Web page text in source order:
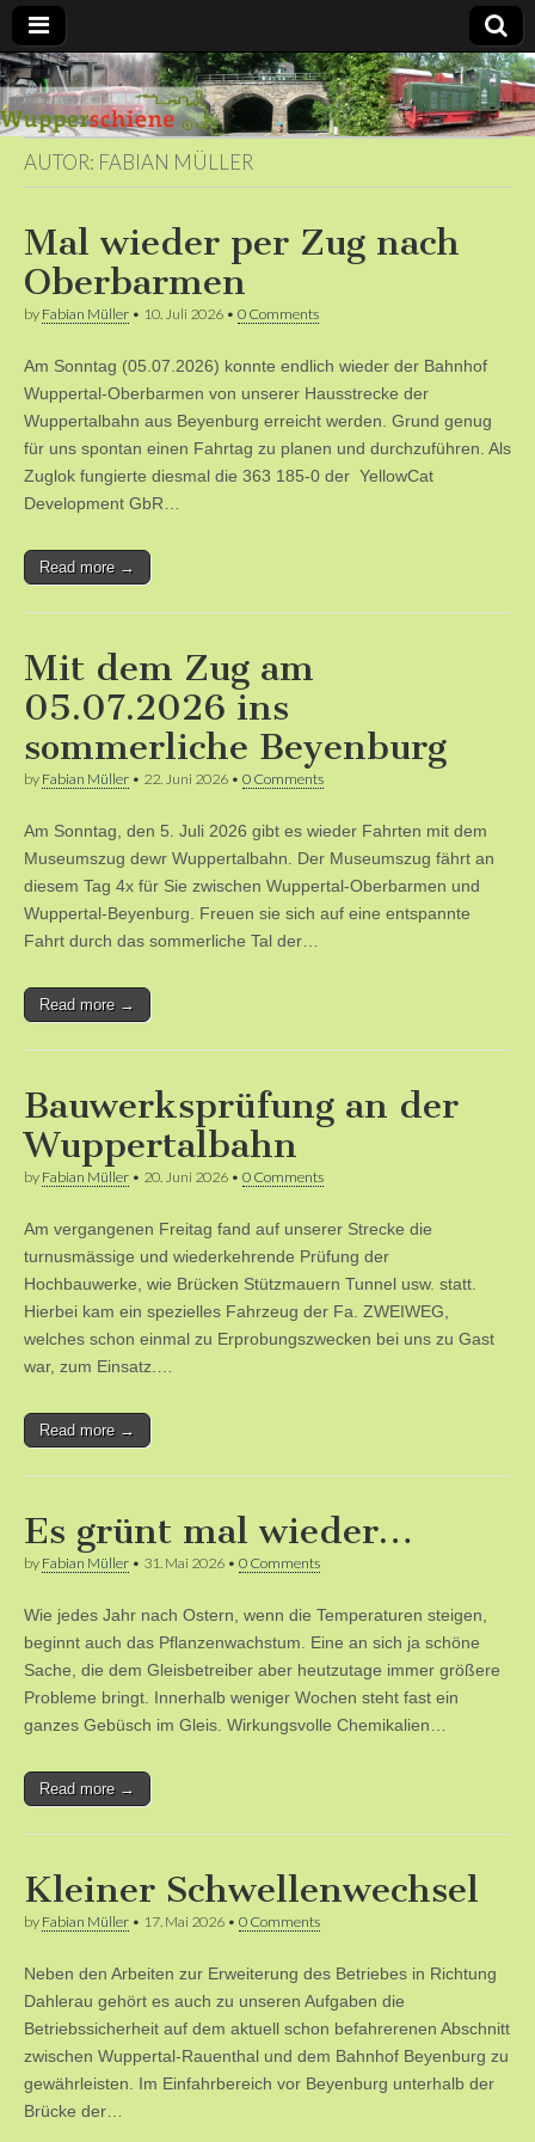
Bergische
Bahnen /
Förderverein
Wupperschiene
e.V.
AUTOR: FABIAN MÜLLER
Mal wieder per Zug nach
Oberbarmen
by Fabian Müller • 10. Juli 2026 • 0 Comments
Am Sonntag (05.07.2026) konnte endlich wieder der Bahnhof
Wuppertal-Oberbarmen von unserer Hausstrecke der
Wuppertalbahn aus Beyenburg erreicht werden. Grund genug
für uns spontan einen Fahrtag zu planen und durchzuführen. Als
Zuglok fungierte diesmal die 363 185-0 der YellowCat
Development GbR…
Read more →
Mit dem Zug am
05.07.2026 ins
sommerliche Beyenburg
by Fabian Müller • 22. Juni 2026 • 0 Comments
Am Sonntag, den 5. Juli 2026 gibt es wieder Fahrten mit dem
Museumszug dewr Wuppertalbahn. Der Museumszug fährt an
diesem Tag 4x für Sie zwischen Wuppertal-Oberbarmen und
Wuppertal-Beyenburg. Freuen sie sich auf eine entspannte
Fahrt durch das sommerliche Tal der…
Read more →
Bauwerksprüfung an der
Wuppertalbahn
by Fabian Müller • 20. Juni 2026 • 0 Comments
Am vergangenen Freitag fand auf unserer Strecke die
turnusmässige und wiederkehrende Prüfung der
Hochbauwerke, wie Brücken Stützmauern Tunnel usw. statt.
Hierbei kam ein spezielles Fahrzeug der Fa. ZWEIWEG,
welches schon einmal zu Erprobungszwecken bei uns zu Gast
war, zum Einsatz.…
Read more →
Es grünt mal wieder…
by Fabian Müller • 31. Mai 2026 • 0 Comments
Wie jedes Jahr nach Ostern, wenn die Temperaturen steigen,
beginnt auch das Pflanzenwachstum. Eine an sich ja schöne
Sache, die dem Gleisbetreiber aber heutzutage immer größere
Probleme bringt. Innerhalb weniger Wochen steht fast ein
ganzes Gebüsch im Gleis. Wirkungsvolle Chemikalien…
Read more →
Kleiner Schwellenwechsel
by Fabian Müller • 17. Mai 2026 • 0 Comments
Neben den Arbeiten zur Erweiterung des Betriebes in Richtung
Dahlerau gehört es auch zu unseren Aufgaben die
Betriebssicherheit auf dem aktuell schon befahrerenen Abschnitt
zwischen Wuppertal-Rauenthal und dem Bahnhof Beyenburg zu
gewährleisten. Im Einfahrbereich vor Beyenburg unterhalb der
Brücke der…